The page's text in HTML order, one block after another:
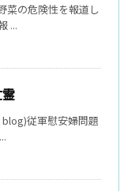
菜の危険性を報道し
...
従軍慰安婦問題